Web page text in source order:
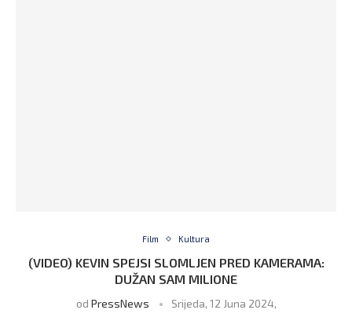
Film Kultura
(VIDEO) KEVIN SPEJSI SLOMLJEN PRED KAMERAMA:
DUŽAN SAM MILIONE
od PressNews Srijeda, 12 Juna 2024,